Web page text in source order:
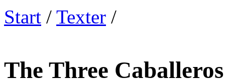
Start / Texter /
The Three Caballeros